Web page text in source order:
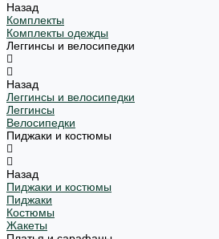
Назад
Комплекты
Комплекты одежды
Леггинсы и велосипедки
Назад
Леггинсы и велосипедки
Леггинсы
Велосипедки
Пиджаки и костюмы
Назад
Пиджаки и костюмы
Пиджаки
Костюмы
Жакеты